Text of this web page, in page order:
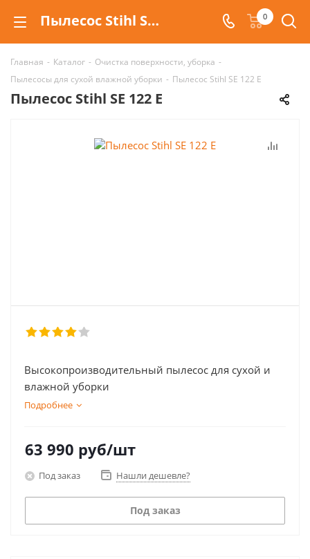
Пылесос Stihl SE 122 E Stihl 0
Главная - Каталог - Очистка поверхности, уборка -
Пылесосы для сухой влажной уборки - Пылесос Stihl SE 122 E
Пылесос Stihl SE 122 E
Высокопроизводительный пылесос для сухой и
влажной уборки
Подробнее
63 990 руб/шт
Под заказ Нашли дешевле?
Под заказ